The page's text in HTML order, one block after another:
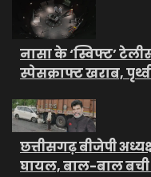
नासा के ‘स्विफ्ट’
स्पेसक्राफ्ट खराब,
छत्तीसगढ़ बीजेपी
घायल, बाल-बाल